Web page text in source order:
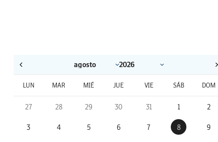
LUN MAR MIÉ JUE VIE SÁB DOM
27 28 29 30 31 1 2
3 4 5 6 7 8 9